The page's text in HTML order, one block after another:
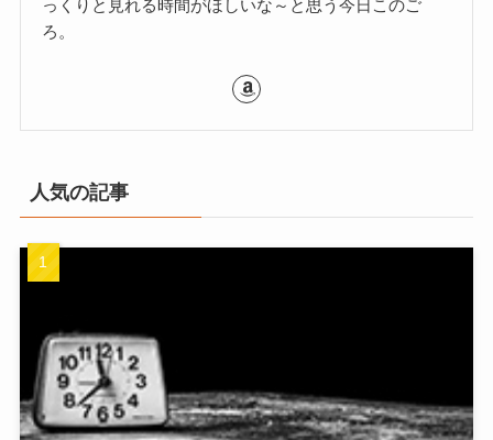
っくりと見れる時間がほしいな～と思う今日このご
ろ。
人気の記事